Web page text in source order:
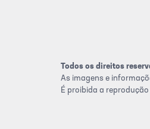
Todos os direitos
As imagens e
É proibida a